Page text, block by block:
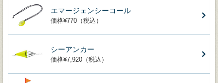
エマージェンシーコール
価格¥770（税込）
シーアンカー
価格¥7,920（税込）